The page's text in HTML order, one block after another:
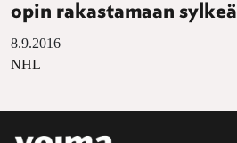
opin rakastamaan sylkeä
8.9.2016
NHL